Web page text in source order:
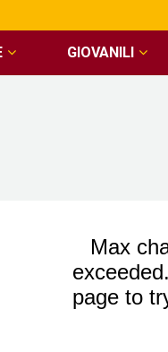
GIOVANILI